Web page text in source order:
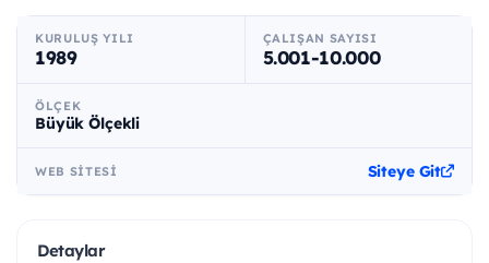
KURULUŞ YILI
1989
ÇALIŞAN SAYISI
5.001-10.000
ÖLÇEK
Büyük Ölçekli
WEB SITESI Siteye Git
Detaylar